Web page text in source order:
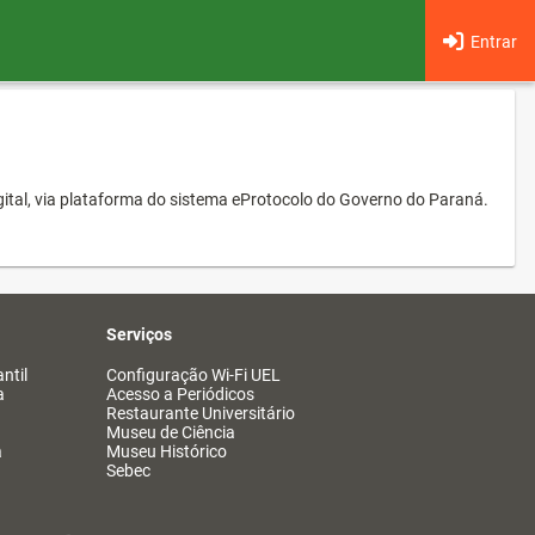
Entrar
via plataforma do sistema eProtocolo do Governo do Paraná.
Serviços
Configuração Wi-Fi UEL
Acesso a Periódicos
Restaurante Universitário
Museu de Ciência
Museu Histórico
Sebec